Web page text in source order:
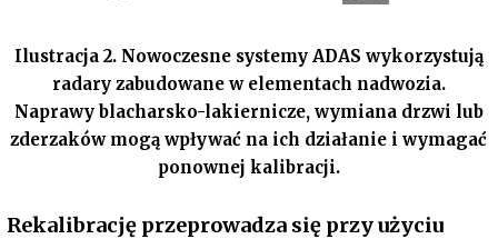
Ilustracja 2. Nowoczesne systemy ADAS wykorzystują
radary zabudowane w elementach nadwozia.
Naprawy blacharsko-lakiernicze, wymiana drzwi lub
zderzaków mogą wpływać na ich działanie i wymagać
ponownej kalibracji.
Rekalibrację przeprowadza się przy użyciu